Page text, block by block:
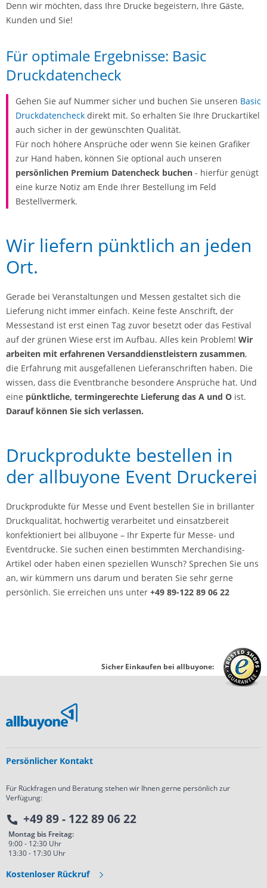
Denn wir möchten, dass Ihre Drucke begeistern, Ihre Gäste,
Kunden und Sie!
Für optimale Ergebnisse: Basic
Druckdatencheck
Gehen Sie auf Nummer sicher und buchen Sie unseren Basic
Druckdatencheck direkt mit. So erhalten Sie Ihre Druckartikel
auch sicher in der gewünschten Qualität.
Für noch höhere Ansprüche oder wenn Sie keinen Grafiker
zur Hand haben, können Sie optional auch unseren
persönlichen Premium Datencheck buchen - hierfür genügt
eine kurze Notiz am Ende Ihrer Bestellung im Feld
Bestellvermerk.
Wir liefern pünktlich an jeden
Ort.
Gerade bei Veranstaltungen und Messen gestaltet sich die
Lieferung nicht immer einfach. Keine feste Anschrift, der
Messestand ist erst einen Tag zuvor besetzt oder das Festival
auf der grünen Wiese erst im Aufbau. Alles kein Problem! Wir
arbeiten mit erfahrenen Versanddienstleistern zusammen,
die Erfahrung mit ausgefallenen Lieferanschriften haben. Die
wissen, dass die Eventbranche besondere Ansprüche hat. Und
eine pünktliche, termingerechte Lieferung das A und O ist.
Darauf können Sie sich verlassen.
Druckprodukte bestellen in
der allbuyone Event Druckerei
Druckprodukte für Messe und Event bestellen Sie in brillanter
Druckqualität, hochwertig verarbeitet und einsatzbereit
konfektioniert bei allbuyone – Ihr Experte für Messe- und
Eventdrucke. Sie suchen einen bestimmten Merchandising-
Artikel oder haben einen speziellen Wunsch? Sprechen Sie uns
an, wir kümmern uns darum und beraten Sie sehr gerne
persönlich. Sie erreichen uns unter +49 89-122 89 06 22
Sicher Einkaufen bei allbuyone:
Persönlicher Kontakt
Für Rückfragen und Beratung stehen wir Ihnen gerne persönlich zur
Verfügung:
+49 89 - 122 89 06 22
Montag bis Freitag:
9:00 - 12:30 Uhr
13:30 - 17:30 Uhr
Kostenloser Rückruf